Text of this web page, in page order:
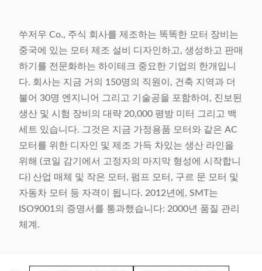
쑤저우 Co., 주식 회사를 제조하는 똑똑한 모터 장비는
중국에 있는 모터 제조 설비 디자인하고, 생성하고 판매
하기를 전문화하는 하이테크 중요한 기업의 한개입니
다. 회사는 지금 거의 150명의 직원이, 건축 지역과 더
불어 30명 엔지니어 그리고 기술공을 포함하여, 진보된
생산 및 시험 장비의 대략 20,000 평방 미터 그리고 백
세트 있습니다. 그것은 지금 가정용품 모터와 같은 AC
모터를 위한 디자인 및 제조 가득 차있는 생산 라인을
위해 (코일 감기에서 고정자의 마지막 형성에 시작합니
다) 산업 매체 및 작은 모터, 펌프 모터, 구르 문 모터 및
자동차 모터 등 자격이 됩니다. 2012년에, SMT는
ISO9001의 증명서를 통과했습니다: 2000년 품질 관리
체계.